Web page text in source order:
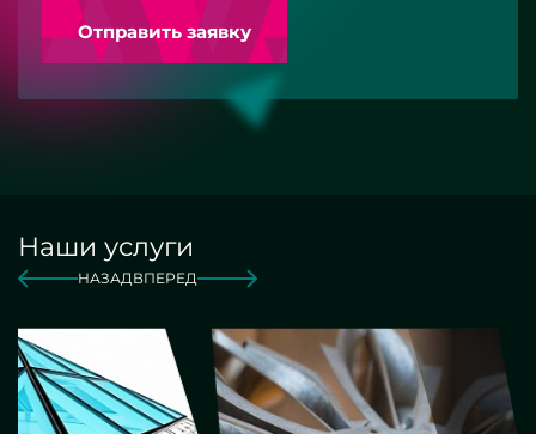
Отправить заявку
Наши услуги
НАЗАДВПЕРЕД